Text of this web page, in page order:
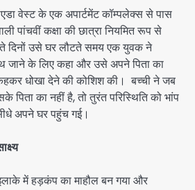
वेस्ट के एक अपार्टमेंट कॉम्पलेक्स से पास
पांचवीं कक्षा की छात्रा नियमित रूप से
दिनों उसे घर लौटते समय एक युवक ने
जाने के लिए कहा और उसे अपने पिता का
धोखा देने की कोशिश की। बच्ची ने जब
पिता का नहीं है, तो तुरंत परिस्थिति को भांप
अपने घर पहुंच गई।
में हड़कंप का माहौल बन गया और